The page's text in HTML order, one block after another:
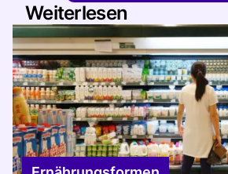
Weiterlesen